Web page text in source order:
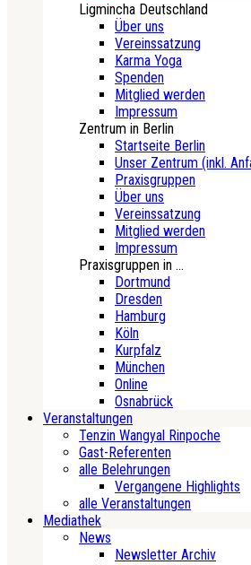
Ligmincha Deutschland
Über uns
Vereinssatzung
Karma Yoga
Spenden
Mitglied werden
Impressum
Zentrum in Berlin
Startseite Berlin
Unser Zentrum (inkl.
Praxisgruppen
Über uns
Vereinssatzung
Mitglied werden
Impressum
Praxisgruppen in ...
Dortmund
Dresden
Hamburg
Köln
Kurpfalz
München
Online
Osnabrück
Veranstaltungen
Tenzin Wangyal Rinpoche
Gast-Referenten
alle Belehrungen
Vergangene Highlights
alle Veranstaltungen
Mediathek
News
Newsletter Archiv